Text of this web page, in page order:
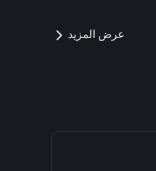
عرض المزيد